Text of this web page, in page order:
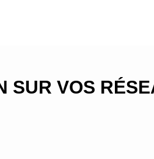
SUR VOS